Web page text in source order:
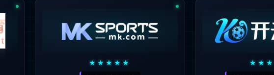
存在。可能你打开的是过期的书签，或者输入了错误
的地址。